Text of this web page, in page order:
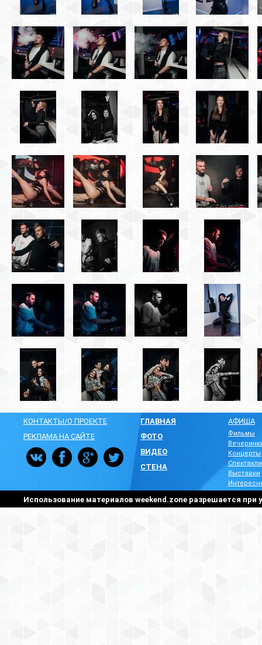
КОНТАКТЫ/О ПРОЕКТЕ
РЕКЛАМА НА САЙТЕ
ГЛАВНАЯ
ФОТО
ВИДЕО
СТЕНА
АФИША
Фильмы
Концерты
Спектакли
Выставки
Использование материалов weekend.zone разрешается